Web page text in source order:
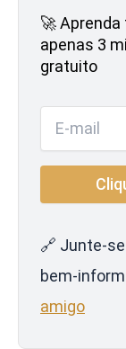
🚀
apenas 3
gratuito
🔗 Junte-
bem-
amigo